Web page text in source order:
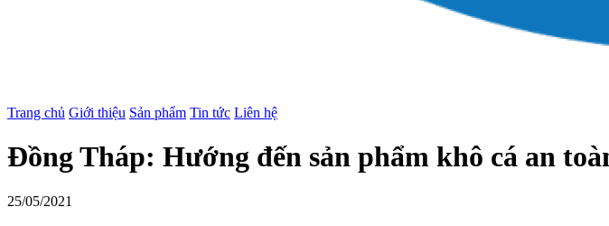
Trang chủ Giới thiệu Sản phẩm Tin tức Liên hệ
Đồng Tháp: Hướng đến sản phẩm khô cá an
25/05/2021